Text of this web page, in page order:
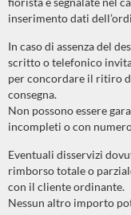
inserimento dati
In caso di assenza del
scritto o telefonico
per concordare il ritiro
consegna.
Non possono essere
incompleti o con
Eventuali disservizi
rimborso totale o
con il cliente ordinante.
Nessun altro importo